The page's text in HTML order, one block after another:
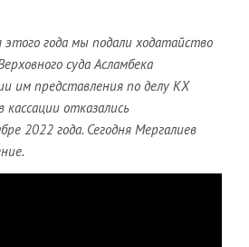
года мы подали ходатайство
суда Асламбека
им представления по делу КХ
кассации отказались
2022 года. Сегодня Мергалиев